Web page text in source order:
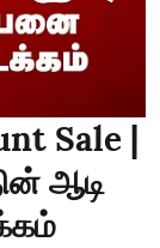
Sale |
ஆடி